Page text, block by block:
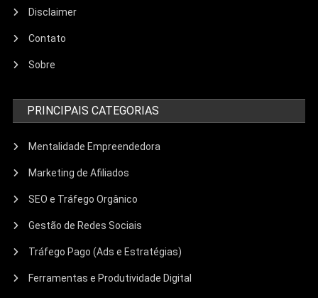
Disclaimer
Contato
Sobre
PRINCIPAIS CATEGORIAS
Mentalidade Empreendedora
Marketing de Afiliados
SEO e Tráfego Orgânico
Gestão de Redes Sociais
Tráfego Pago (Ads e Estratégias)
Ferramentas e Produtividade Digital